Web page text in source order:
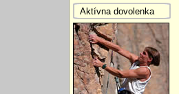
Aktívna dovolenka